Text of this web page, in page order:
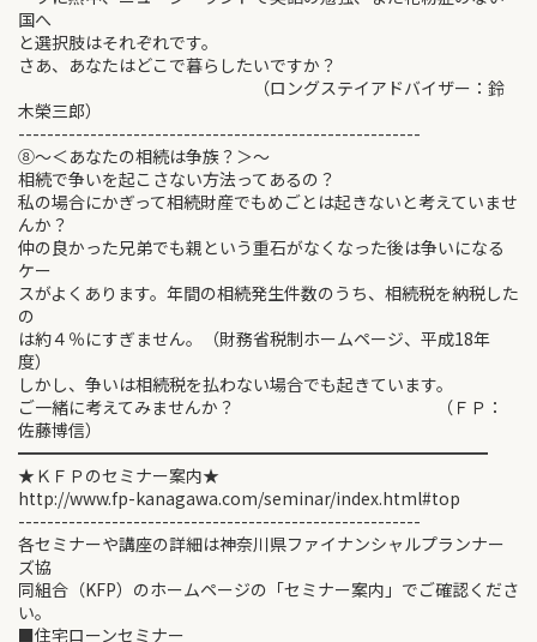
国へ
と選択肢はそれぞれです。
さあ、あなたはどこで暮らしたいですか？
（ロングステイアドバイザー：鈴
木榮三郎）
--------------------------------------------------------
⑧～＜あなたの相続は争族？＞～
相続で争いを起こさない方法ってあるの？
私の場合にかぎって相続財産でもめごとは起きないと考えていませ
んか？
仲の良かった兄弟でも親という重石がなくなった後は争いになる
ケー
スがよくあります。年間の相続発生件数のうち、相続税を納税した
の
は約４％にすぎません。（財務省税制ホームページ、平成18年
度）
しかし、争いは相続税を払わない場合でも起きています。
ご一緒に考えてみませんか？ （ＦＰ：
佐藤博信）
━━━━━━━━━━━━━━━━━━━━━━━━━━━━
★ＫＦＰのセミナー案内★
http://www.fp-kanagawa.com/seminar/index.html#top
--------------------------------------------------------
各セミナーや講座の詳細は神奈川県ファイナンシャルプランナー
ズ協
同組合（KFP）のホームページの「セミナー案内」でご確認くださ
い。
■住宅ローンセミナー